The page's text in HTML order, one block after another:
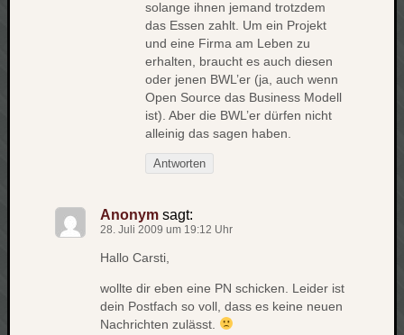
solange ihnen jemand trotzdem
das Essen zahlt. Um ein Projekt
und eine Firma am Leben zu
erhalten, braucht es auch diesen
oder jenen BWL’er (ja, auch wenn
Open Source das Business Modell
ist). Aber die BWL’er dürfen nicht
alleinig das sagen haben.
Antworten
Anonym sagt:
28. Juli 2009 um 19:12 Uhr
Hallo Carsti,
wollte dir eben eine PN schicken. Leider ist
dein Postfach so voll, dass es keine neuen
Nachrichten zulässt.